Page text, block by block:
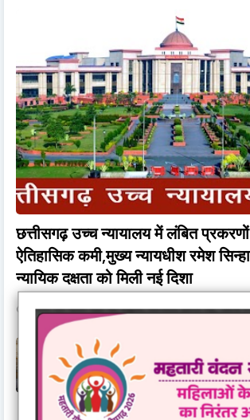
छत्तीसगढ़ उच्च न्यायालय में लंबित
ऐतिहासिक कमी,मुख्य न्यायधीश रमेश
न्यायिक दक्षता को मिली नई दिशा
December 31, 2025
विश्व विख्यात कथावाचक जया किशोरी का
जनवरी से शहर में, प्रेम सेवा परिवार का
11 जनवरी तक, आयोजित नानी बाई का मायरो
January 03, 2026